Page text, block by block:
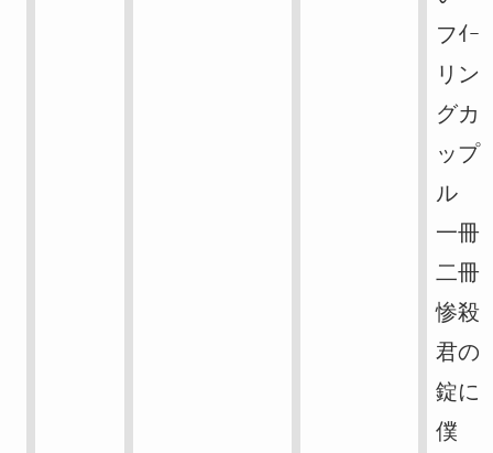
フｲｰ
リン
グカ
ップ
ル
一冊
二冊
惨殺
君の
錠に
僕